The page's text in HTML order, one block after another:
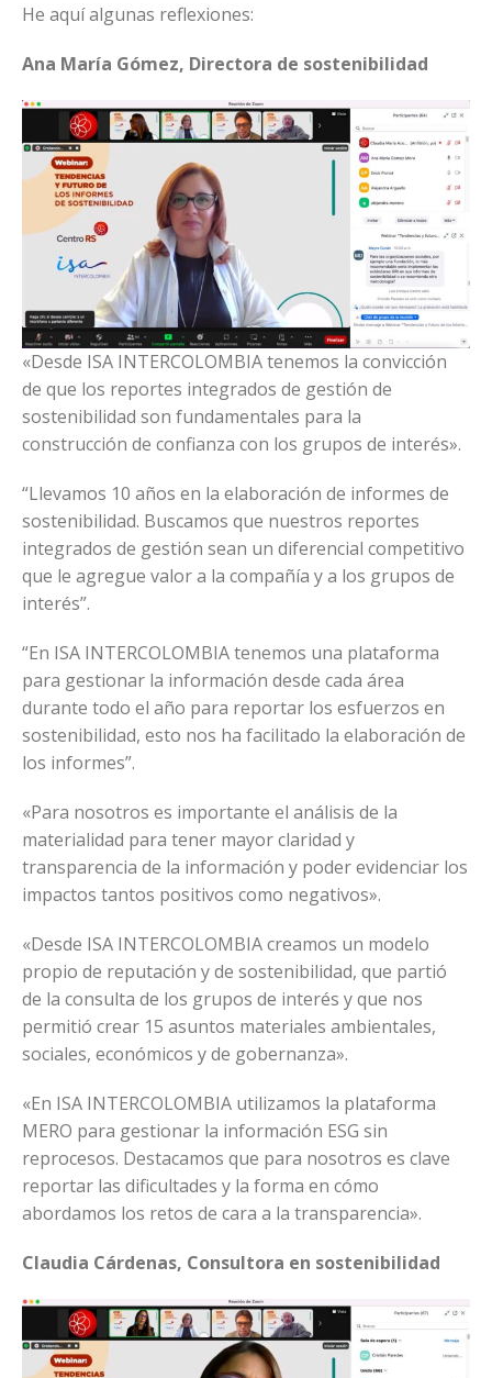
He aquí algunas reflexiones:
Ana María Gómez, Directora de sostenibilidad
«Desde ISA INTERCOLOMBIA tenemos la convicción
de que los reportes integrados de gestión de
sostenibilidad son fundamentales para la
construcción de confianza con los grupos de interés».
“Llevamos 10 años en la elaboración de informes de
sostenibilidad. Buscamos que nuestros reportes
integrados de gestión sean un diferencial competitivo
que le agregue valor a la compañía y a los grupos de
interés”.
“En ISA INTERCOLOMBIA tenemos una plataforma
para gestionar la información desde cada área
durante todo el año para reportar los esfuerzos en
sostenibilidad, esto nos ha facilitado la elaboración de
los informes”.
«Para nosotros es importante el análisis de la
materialidad para tener mayor claridad y
transparencia de la información y poder evidenciar los
impactos tantos positivos como negativos».
«Desde ISA INTERCOLOMBIA creamos un modelo
propio de reputación y de sostenibilidad, que partió
de la consulta de los grupos de interés y que nos
permitió crear 15 asuntos materiales ambientales,
sociales, económicos y de gobernanza».
«En ISA INTERCOLOMBIA utilizamos la plataforma
MERO para gestionar la información ESG sin
reprocesos. Destacamos que para nosotros es clave
reportar las dificultades y la forma en cómo
abordamos los retos de cara a la transparencia».
Claudia Cárdenas, Consultora en sostenibilidad